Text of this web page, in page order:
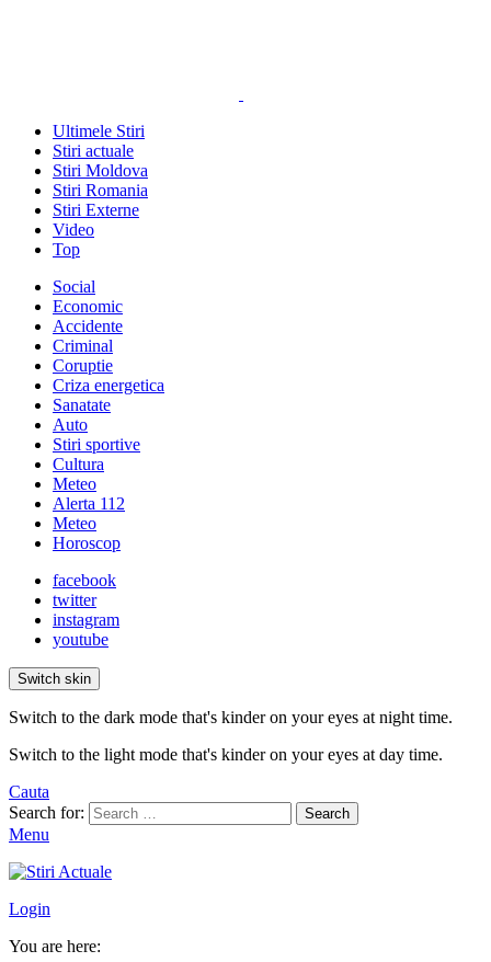
Ultimele Stiri
Stiri actuale
Stiri Moldova
Stiri Romania
Stiri Externe
Video
Top
Social
Economic
Accidente
Criminal
Coruptie
Criza energetica
Sanatate
Auto
Stiri sportive
Cultura
Meteo
Alerta 112
Meteo
Horoscop
facebook
twitter
instagram
youtube
Switch skin
Switch to the dark mode that's kinder on your eyes at night time.
Switch to the light mode that's kinder on your eyes at day time.
Cauta
Search for:
Search
Menu
Login
You are here: